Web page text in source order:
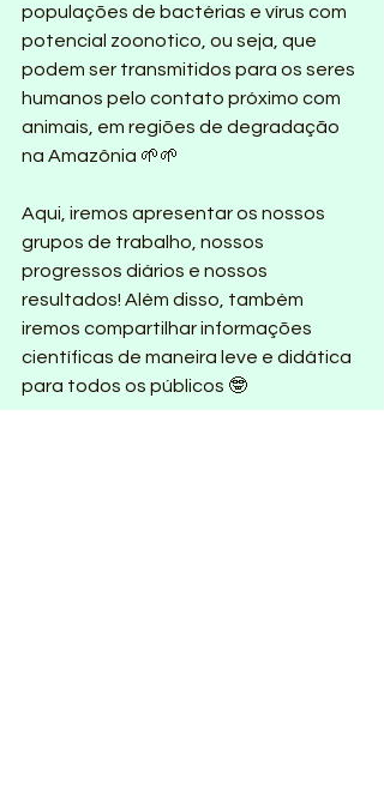
populações de bactérias e vírus com
potencial zoonotico, ou seja, que
podem ser transmitidos para os seres
humanos pelo contato próximo com
animais, em regiões de degradação
na Amazônia 🌱🌱
Aqui, iremos apresentar os nossos
grupos de trabalho, nossos
progressos diários e nossos
resultados! Além disso, também
iremos compartilhar informações
científicas de maneira leve e didática
para todos os públicos 🤓